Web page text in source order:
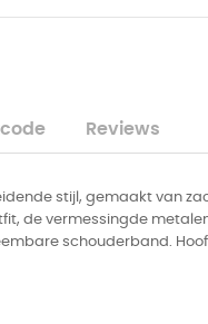
Reviews
stijl, gemaakt van
de vermessingde
schouderband.